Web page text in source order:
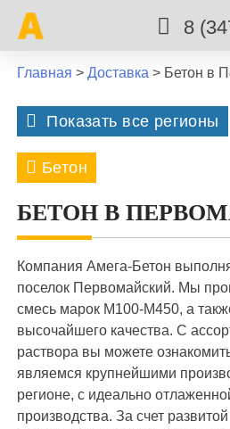
8
Главная >Доставка > Бетон в
Показать все регионы
8 марта
Алаторка Алексеевка
Бирск Благовещенск
Булгаково
Дмитриевка Жилино
Зинино Зубово
Бетон
М350 М400 М450
БЕТОН В
Компания Амега-Бетон
поселок Первомайский. Мы
смесь марок М100-М450, а
высочайшего качества. С
раствора вы можете
являемся крупнейшими
регионе, с идеально
производства. За счет